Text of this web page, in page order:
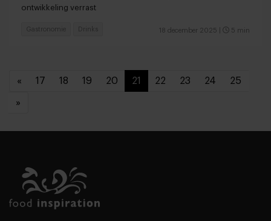
ontwikkeling verrast
18 december 2025 5 min
Gastronomie Drinks
« 17 18 19 20 21 22 23 24 25
»